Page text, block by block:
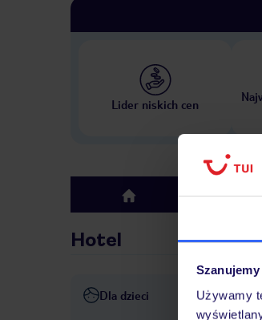
Używamy
Lider niskich cen
top
Hotel
Dla dzieci wysokie
opłat